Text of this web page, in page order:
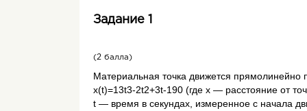
Правила вычисления производных.
существуют
(U+V)`=U`+V`
(UV)`= U`V+V`U
(CU)`= CU`
Задание 1
(2 балла)
Ма­те­ри­аль­ная точка дви­жет­ся
x(t)=13t3-2t2+3t-190 (где x — рас­сто­я­ние от
t — время в се­кун­дах, из­ме­рен­ное с на­ча­ла